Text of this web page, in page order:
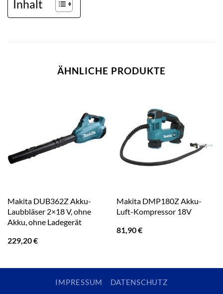
Inhalt
ÄHNLICHE PRODUKTE
Makita DUB362Z Akku-
Laubbläser 2×18 V, ohne
Akku, ohne Ladegerät
229,20€
Makita DMP180Z Akku-
Luft-Kompressor 18V
81,90€
IMPRESSUM DATENSCHUTZ